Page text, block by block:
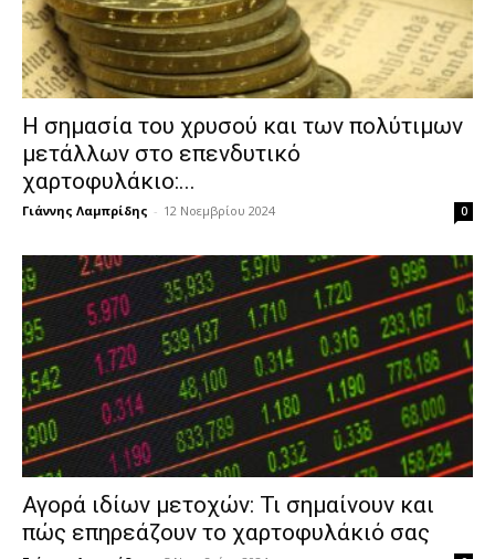
Η σημασία του χρυσού και των πολύτιμων
μετάλλων στο επενδυτικό
χαρτοφυλάκιο:...
Γιάννης Λαμπρίδης - 12 Νοεμβρίου 2024 0
Αγορά ιδίων μετοχών: Τι σημαίνουν και
πώς επηρεάζουν το χαρτοφυλάκιό σας